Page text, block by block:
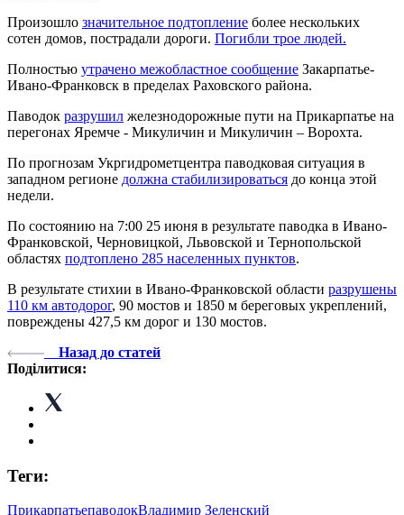
Произошло значительное подтопление более нескольких
сотен домов, пострадали дороги. Погибли трое людей.
Полностью утрачено межобластное сообщение Закарпатье-
Ивано-Франковск в пределах Раховского района.
Паводок разрушил железнодорожные пути на Прикарпатье на
перегонах Яремче - Микуличин и Микуличин – Ворохта.
По прогнозам Укргидрометцентра паводковая ситуация в
западном регионе должна стабилизироваться до конца этой
недели.
По состоянию на 7:00 25 июня в результате паводка в Ивано-
Франковской, Черновицкой, Львовской и Тернопольской
областях подтоплено 285 населенных пунктов.
В результате стихии в Ивано-Франковской области разрушены
110 км автодорог, 90 мостов и 1850 м береговых укреплений,
повреждены 427,5 км дорог и 130 мостов.
Назад до статей
Поділитися:
Теги:
ПрикарпатьепаводокВладимир Зеленский